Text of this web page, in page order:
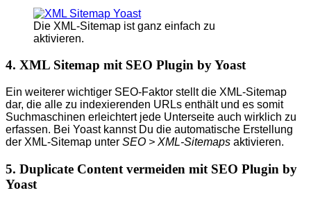
Die XML-Sitemap ist ganz einfach zu
aktivieren.
4. XML Sitemap mit SEO Plugin by Yoast
Ein weiterer wichtiger SEO-Faktor stellt die XML-Sitemap
dar, die alle zu indexierenden URLs enthält und es somit
Suchmaschinen erleichtert jede Unterseite auch wirklich zu
erfassen. Bei Yoast kannst Du die automatische Erstellung
der XML-Sitemap unter SEO > XML-Sitemaps aktivieren.
5. Duplicate Content vermeiden mit SEO Plugin by
Yoast